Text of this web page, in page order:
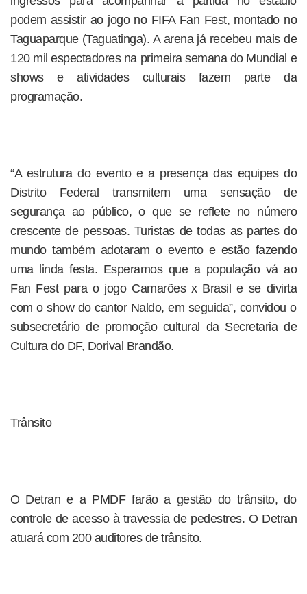
podem assistir ao jogo no FIFA Fan Fest, montado no
Taguaparque (Taguatinga). A arena já recebeu mais de
120 mil espectadores na primeira semana do Mundial e
shows e atividades culturais fazem parte da
programação.
“A estrutura do evento e a presença das equipes do
Distrito Federal transmitem uma sensação de
segurança ao público, o que se reflete no número
crescente de pessoas. Turistas de todas as partes do
mundo também adotaram o evento e estão fazendo
uma linda festa. Esperamos que a população vá ao
Fan Fest para o jogo Camarões x Brasil e se divirta
com o show do cantor Naldo, em seguida”, convidou o
subsecretário de promoção cultural da Secretaria de
Cultura do DF, Dorival Brandão.
Trânsito
O Detran e a PMDF farão a gestão do trânsito, do
controle de acesso à travessia de pedestres. O Detran
atuará com 200 auditores de trânsito.